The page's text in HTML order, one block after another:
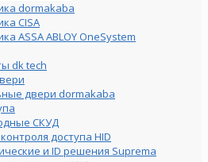
dormakaba
СISA
ASSA ABLOY OneSystem
dk tech
двери dormakaba
СКУД
доступа HID
и ID решения Suprema